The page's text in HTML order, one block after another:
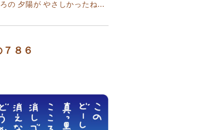
の 夕陽が やさしかったね…
８６